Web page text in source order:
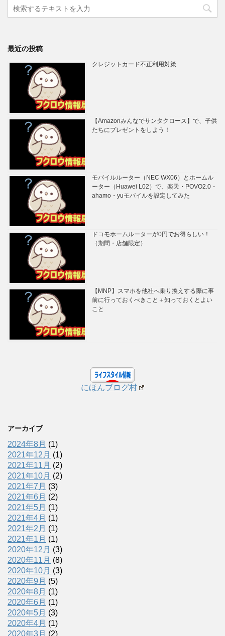
最近の投稿
クレジットカード不正利用対策
【Amazonみんなでサンタクロース】で、子供
たちにプレゼントをしよう！
モバイルルーター（NEC WX06）とホームル
ーター（Huawei L02）で、楽天・POVO2.0・
ahamo・yuモバイルを設定してみた
ドコモホームルーターが0円でお得らしい！
（期間・店舗限定）
【MNP】スマホを他社へ乗り換えする際に事
前に行っておくべきこと＋知っておくとよい
こと
にほんブログ村
アーカイブ
2024年8月 (1)
2021年12月 (1)
2021年11月 (2)
2021年10月 (2)
2021年7月 (3)
2021年6月 (2)
2021年5月 (1)
2021年4月 (1)
2021年2月 (1)
2021年1月 (1)
2020年12月 (3)
2020年11月 (8)
2020年10月 (3)
2020年9月 (5)
2020年8月 (1)
2020年6月 (1)
2020年5月 (3)
2020年4月 (1)
2020年3月 (2)